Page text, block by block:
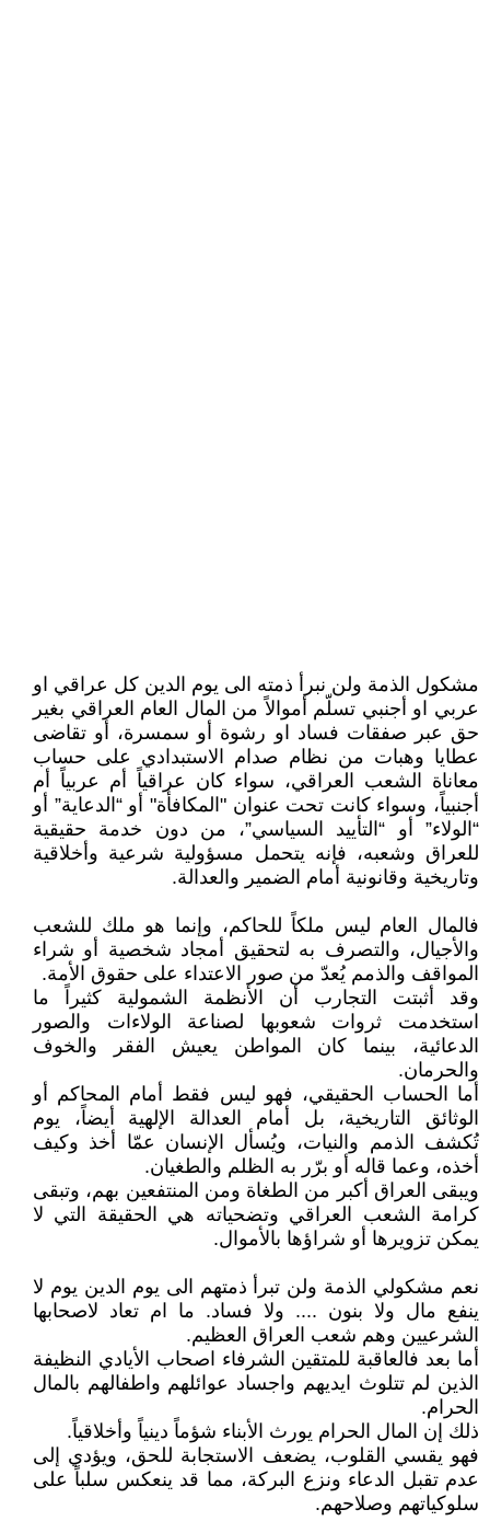
مشكول الذمة ولن نبرأ ذمته الى يوم الدين كل عراقي او
عربي او أجنبي تسلّم أموالاً من المال العام العراقي بغير
حق عبر صفقات فساد او رشوة أو سمسرة، أو تقاضى
عطايا وهبات من نظام صدام الاستبدادي على حساب
معاناة الشعب العراقي، سواء كان عراقياً أم عربياً أم
أجنبياً، وسواء كانت تحت عنوان "المكافأة" أو “الدعاية” أو
“الولاء” أو “التأييد السياسي”، من دون خدمة حقيقية
للعراق وشعبه، فإنه يتحمل مسؤولية شرعية وأخلاقية
وتاريخية وقانونية أمام الضمير والعدالة.
فالمال العام ليس ملكاً للحاكم، وإنما هو ملك للشعب
والأجيال، والتصرف به لتحقيق أمجاد شخصية أو شراء
المواقف والذمم يُعدّ من صور الاعتداء على حقوق الأمة.
وقد أثبتت التجارب أن الأنظمة الشمولية كثيراً ما
استخدمت ثروات شعوبها لصناعة الولاءات والصور
الدعائية، بينما كان المواطن يعيش الفقر والخوف
والحرمان.
أما الحساب الحقيقي، فهو ليس فقط أمام المحاكم أو
الوثائق التاريخية، بل أمام العدالة الإلهية أيضاً، يوم
تُكشف الذمم والنيات، ويُسأل الإنسان عمّا أخذ وكيف
أخذه، وعما قاله أو برّر به الظلم والطغيان.
ويبقى العراق أكبر من الطغاة ومن المنتفعين بهم، وتبقى
كرامة الشعب العراقي وتضحياته هي الحقيقة التي لا
يمكن تزويرها أو شراؤها بالأموال.
نعم مشكولي الذمة ولن تبرأ ذمتهم الى يوم الدين يوم لا
ينفع مال ولا بنون .... ولا فساد. ما ام تعاد لاصحابها
الشرعيين وهم شعب العراق العظيم.
أما بعد فالعاقبة للمتقين الشرفاء اصحاب الأيادي النظيفة
الذين لم تتلوث ايديهم واجساد عوائلهم واطفالهم بالمال
الحرام.
ذلك إن المال الحرام يورث الأبناء شؤماً دينياً وأخلاقياً.
فهو يقسي القلوب، يضعف الاستجابة للحق، ويؤدي إلى
عدم تقبل الدعاء ونزع البركة، مما قد ينعكس سلباً على
سلوكياتهم وصلاحهم.